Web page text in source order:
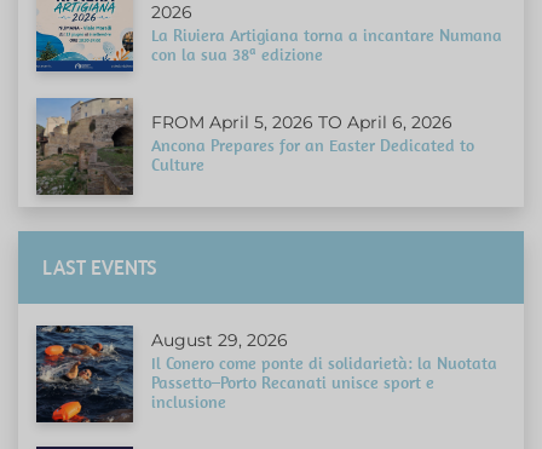
2026
La Riviera Artigiana torna a incantare Numana
con la sua 38ª edizione
FROM April 5, 2026 TO April 6, 2026
Ancona Prepares for an Easter Dedicated to
Culture
LAST EVENTS
August 29, 2026
Il Conero come ponte di solidarietà: la Nuotata
Passetto–Porto Recanati unisce sport e
inclusione